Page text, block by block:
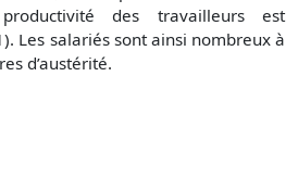
des travailleurs est
Les salariés sont ainsi nombreux à
d’austérité.